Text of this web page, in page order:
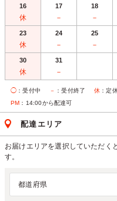
16
休
17
－
18
－
23
休
24
－
25
－
30
休
31
－
◯ ：受付中 － ：受付終了 休 ：定
PM ：14:00から配達可
配達エリア
お届けエリアを選択していただく
す。